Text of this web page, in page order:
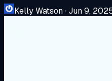
Kelly Watson·Jun 9,